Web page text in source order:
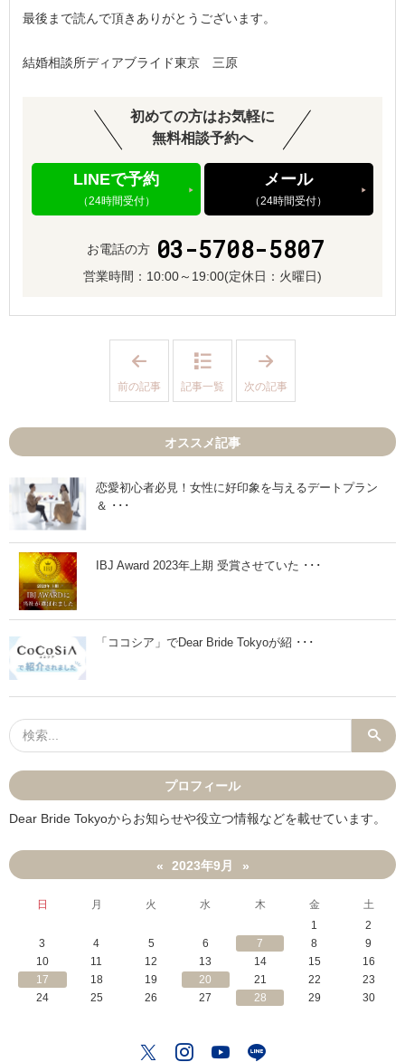
最後まで読んで頂きありがとうございます。
結婚相談所ディアブライド東京 三原
初めての方はお気軽に
無料相談予約へ
LINEで予約
（24時間受付）
メール
（24時間受付）
お電話の方 03-5708-5807
営業時間： 10:00～19:00(定休日：火曜日)
経
で
も
活
は
出
前の記事 記事一覧
結
生
を
る
た
次の記事
オススメ記事
恋愛初心者必見！女性に好印象を与えるデートプラン
＆ ･･･
IBJ Award 2023年上期 受賞させていた ･･･
「ココシア」でDear Bride Tokyoが紹 ･･･
プロフィール
Dear Bride Tokyoからお知らせや役立つ情報などを載せています。
« 2023年9月 »
日 月 火 水 木 金
土
1
2
3
4 5 6 7 8
9
10
11 12 13 14 15
16
17
18 19 20 21 22
23
24
25 26 27 28 29 30
TwitterInstagram
YouTube